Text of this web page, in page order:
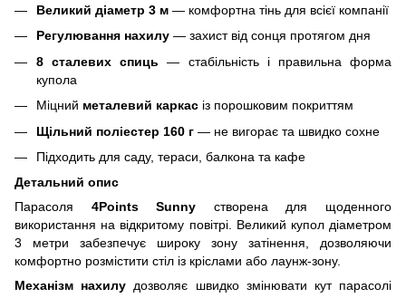
Великий діаметр 3 м — комфортна тінь для всієї компанії
Регулювання нахилу — захист від сонця протягом дня
8 сталевих спиць— стабільність і правильна форма
купола
Міцний металевий каркас із порошковим покриттям
Щільний поліестер 160 г — не вигорає та швидко сохне
Підходить для саду, тераси, балкона та кафе
Детальний опис
Парасоля 4Points Sunny створена для щоденного
використання на відкритому повітрі. Великий купол діаметром
3 метри забезпечує широку зону затінення, дозволяючи
комфортно розмістити стіл із кріслами або лаунж-зону.
Механізм нахилу дозволяє швидко змінювати кут парасолі